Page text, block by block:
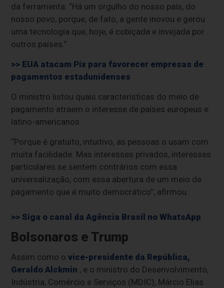
da ferramenta: “Há um orgulho do nosso país, do
nosso povo, porque, de fato, a gente inovou e gerou
uma tecnologia que, hoje, é cobiçada e invejada por
outros países.”
>> EUA atacam Pix para favorecer empresas de
pagamentos estadunidenses
O ministro listou quais características do meio de
pagamento atraem o interesse de países europeus e
latino-americanos.
“Porque é gratuito, intuitivo, as pessoas o usam com
muita facilidade. Mas interesses privados, interesses
particulares se sentem contrários com essa
universalização, com essa abertura de um meio de
pagamento que é muito democrático”, afirmou.
>> Siga o canal daAgência Brasil no WhatsApp
Bolsonaros e Trump
Assim como ovice-presidente da República,
Geraldo Alckmin , e o ministro do Desenvolvimento,
Indústria, Comércio e Serviços (MDIC), Márcio Elias